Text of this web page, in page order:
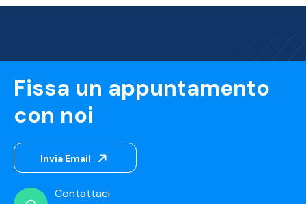
Fissa un appuntamento
con noi
Invia Email
Contattaci